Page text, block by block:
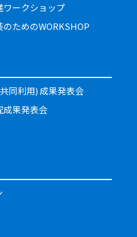
ワークショップ
ためのWORKSHOP
同利用) 成果発表会
成果発表会